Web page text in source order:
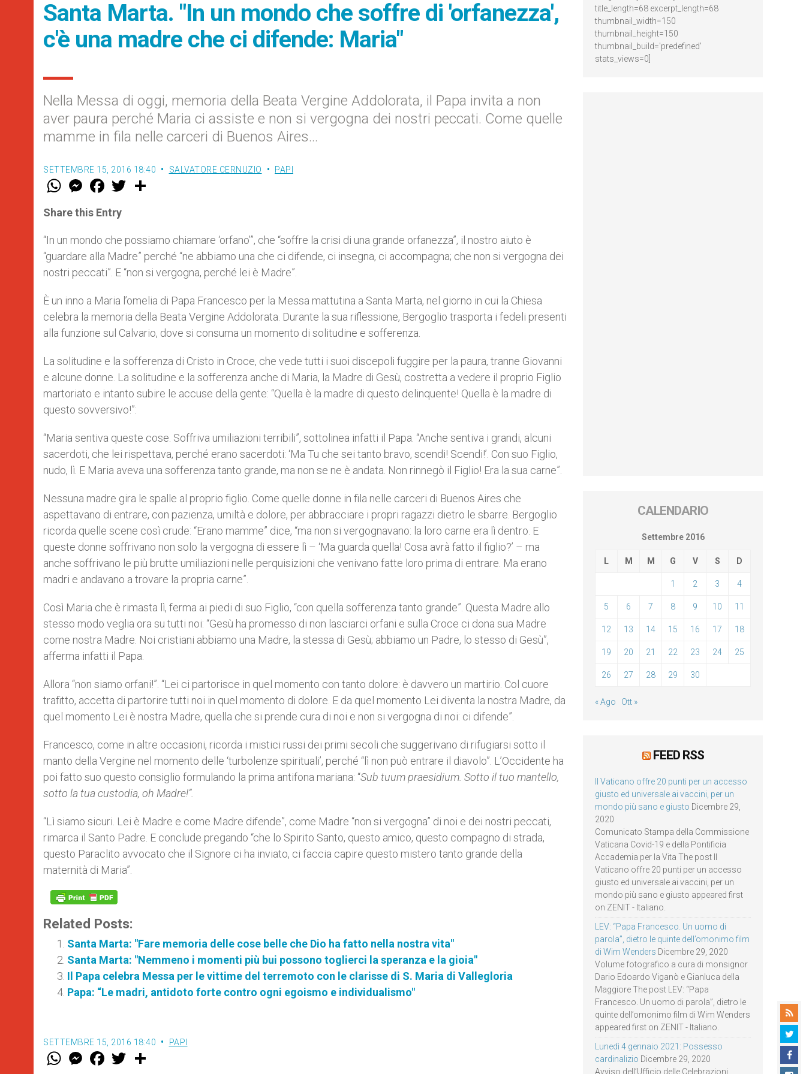
Santa Marta. "In un mondo che soffre di 'orfanezza',
c'è una madre che ci difende: Maria"
Nella Messa di oggi, memoria della Beata Vergine Addolorata, il Papa invita a non
aver paura perché Maria ci assiste e non si vergogna dei nostri peccati. Come quelle
mamme in fila nelle carceri di Buenos Aires…
SETTEMBRE 15, 2016 18:40 SALVATORE CERNUZIO PAPI
W
t
s
p
p
M
e
s
e
g
e
r
F
a
e
b
o
k
w
r
Share this Entry
“In un mondo che possiamo chiamare ‘orfano’”, che “soffre la crisi di una grande orfanezza”, il nostro aiuto è
“guardare alla Madre” perché “ne abbiamo una che ci difende, ci insegna, ci accompagna; che non si vergogna dei
nostri peccati”. E “non si vergogna, perché lei è Madre”.
È un inno a Maria l’omelia di Papa Francesco per la Messa mattutina a Santa Marta, nel giorno in cui la Chiesa
celebra la memoria della Beata Vergine Addolorata. Durante la sua riflessione, Bergoglio trasporta i fedeli presenti
alla funzione sul Calvario, dove si consuma un momento di solitudine e sofferenza.
La solitudine e la sofferenza di Cristo in Croce, che vede tutti i suoi discepoli fuggire per la paura, tranne Giovanni
e alcune donne. La solitudine e la sofferenza anche di Maria, la Madre di Gesù, costretta a vedere il proprio Figlio
martoriato e intanto subire le accuse della gente: “Quella è la madre di questo delinquente! Quella è la madre di
questo sovversivo!”:
“Maria sentiva queste cose. Soffriva umiliazioni terribili”, sottolinea infatti il Papa. “Anche sentiva i grandi, alcuni
sacerdoti, che lei rispettava, perché erano sacerdoti: ‘Ma Tu che sei tanto bravo, scendi! Scendi!’. Con suo Figlio,
nudo, lì. E Maria aveva una sofferenza tanto grande, ma non se ne è andata. Non rinnegò il Figlio! Era la sua carne”.
Nessuna madre gira le spalle al proprio figlio. Come quelle donne in fila nelle carceri di Buenos Aires che
aspettavano di entrare, con pazienza, umiltà e dolore, per abbracciare i propri ragazzi dietro le sbarre. Bergoglio
ricorda quelle scene così crude: “Erano mamme” dice, “ma non si vergognavano: la loro carne era lì dentro. E
queste donne soffrivano non solo la vergogna di essere lì – ‘Ma guarda quella! Cosa avrà fatto il figlio?’ – ma
anche soffrivano le più brutte umiliazioni nelle perquisizioni che venivano fatte loro prima di entrare. Ma erano
madri e andavano a trovare la propria carne”.
Così Maria che è rimasta lì, ferma ai piedi di suo Figlio, “con quella sofferenza tanto grande”. Questa Madre allo
stesso modo veglia ora su tutti noi: “Gesù ha promesso di non lasciarci orfani e sulla Croce ci dona sua Madre
come nostra Madre. Noi cristiani abbiamo una Madre, la stessa di Gesù; abbiamo un Padre, lo stesso di Gesù”,
afferma infatti il Papa.
Allora “non siamo orfani!”. “Lei ci partorisce in quel momento con tanto dolore: è davvero un martirio. Col cuore
trafitto, accetta di partorire tutti noi in quel momento di dolore. E da quel momento Lei diventa la nostra Madre, da
quel momento Lei è nostra Madre, quella che si prende cura di noi e non si vergogna di noi: ci difende”.
Francesco, come in altre occasioni, ricorda i mistici russi dei primi secoli che suggerivano di rifugiarsi sotto il
manto della Vergine nel momento delle ‘turbolenze spirituali’, perché “lì non può entrare il diavolo”. L’Occidente ha
poi fatto suo questo consiglio formulando la prima antifona mariana: “Sub tuum praesidium. Sotto il tuo mantello,
sotto la tua custodia, oh Madre!”.
“Lì siamo sicuri. Lei è Madre e come Madre difende”, come Madre “non si vergogna” di noi e dei nostri peccati,
rimarca il Santo Padre. E conclude pregando “che lo Spirito Santo, questo amico, questo compagno di strada,
questo Paraclito avvocato che il Signore ci ha inviato, ci faccia capire questo mistero tanto grande della
maternità di Maria”.
Related Posts:
Santa Marta: "Fare memoria delle cose belle che Dio ha fatto nella nostra vita"
Santa Marta: "Nemmeno i momenti più bui possono toglierci la speranza e la gioia"
Il Papa celebra Messa per le vittime del terremoto con le clarisse di S. Maria di Vallegloria
Papa: “Le madri, antidoto forte contro ogni egoismo e individualismo"
SETTEMBRE 15, 2016 18:40 PAPI
W M
e
F
a w
title_length=68 excerpt_length=68
thumbnail_width=150
thumbnail_height=150
thumbnail_build='predefined'
stats_views=0]
CALENDARIO
Settembre 2016
L M M G V S D
1 2 3 4
5 6 7 8 9 10 11
12 13 14 15 16 17 18
19 20 21 22 23 24 25
26 27 28 29 30
« Ago Ott »
FEED RSS
Il Vaticano offre 20 punti per un accesso
giusto ed universale ai vaccini, per un
mondo più sano e giusto Dicembre 29,
2020
Comunicato Stampa della Commissione
Vaticana Covid-19 e della Pontificia
Accademia per la Vita The post Il
Vaticano offre 20 punti per un accesso
giusto ed universale ai vaccini, per un
mondo più sano e giusto appeared first
on ZENIT - Italiano.
LEV: “Papa Francesco. Un uomo di
parola”, dietro le quinte dell’omonimo film
di Wim Wenders Dicembre 29, 2020
Volume fotografico a cura di monsignor
Dario Edoardo Viganò e Gianluca della
Maggiore The post LEV: “Papa
Francesco. Un uomo di parola”, dietro le
quinte dell’omonimo film di Wim Wenders
appeared first on ZENIT - Italiano.
Lunedì 4 gennaio 2021: Possesso
cardinalizio Dicembre 29, 2020
Avviso dell’Ufficio delle Celebrazioni